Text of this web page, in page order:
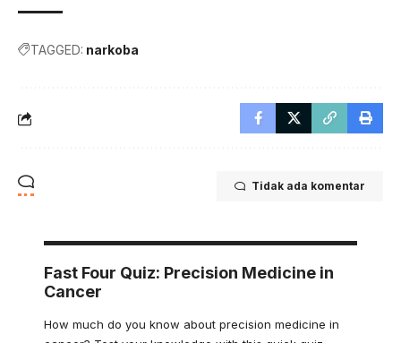
TAGGED: narkoba
Tidak ada komentar
Fast Four Quiz: Precision Medicine in
Cancer
How much do you know about precision medicine in